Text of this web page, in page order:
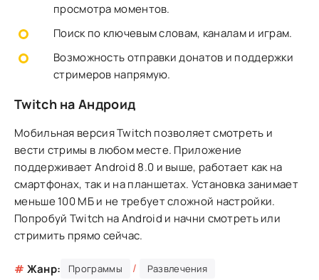
просмотра моментов.
Поиск по ключевым словам, каналам и играм.
Возможность отправки донатов и поддержки
стримеров напрямую.
Twitch на Андроид
Мобильная версия Twitch позволяет смотреть и
вести стримы в любом месте. Приложение
поддерживает Android 8.0 и выше, работает как на
смартфонах, так и на планшетах. Установка занимает
меньше 100 МБ и не требует сложной настройки.
Попробуй Twitch на Android и начни смотреть или
стримить прямо сейчас.
# Жанр: Программы / Развлечения